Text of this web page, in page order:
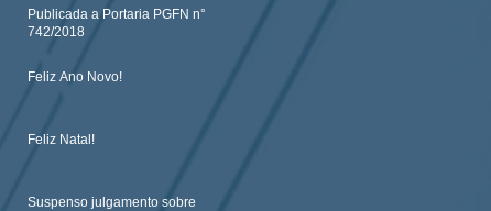
Publicada a Portaria PGFN n°
742/2018
Feliz Ano Novo!
Feliz Natal!
Suspenso julgamento sobre